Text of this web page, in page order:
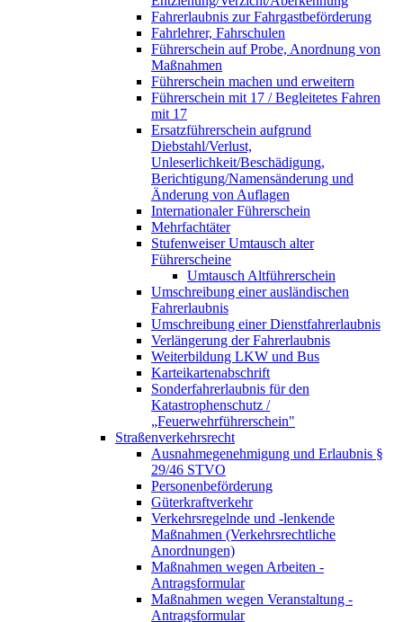
Fahrerlaubnis zur Fahrgastbeförderung
Fahrlehrer, Fahrschulen
Führerschein auf Probe, Anordnung von
Maßnahmen
Führerschein machen und erweitern
Führerschein mit 17 / Begleitetes Fahren
mit 17
Ersatzführerschein aufgrund
Diebstahl/Verlust,
Unleserlichkeit/Beschädigung,
Berichtigung/Namensänderung und
Änderung von Auflagen
Internationaler Führerschein
Mehrfachtäter
Stufenweiser Umtausch alter
Führerscheine
Umtausch Altführerschein
Umschreibung einer ausländischen
Fahrerlaubnis
Umschreibung einer Dienstfahrerlaubnis
Verlängerung der Fahrerlaubnis
Weiterbildung LKW und Bus
Karteikartenabschrift
Sonderfahrerlaubnis für den
Katastrophenschutz /
„Feuerwehrführerschein"
Straßenverkehrsrecht
Ausnahmegenehmigung und Erlaubnis §
29/46 STVO
Personenbeförderung
Güterkraftverkehr
Verkehrsregelnde und -lenkende
Maßnahmen (Verkehrsrechtliche
Anordnungen)
Maßnahmen wegen Arbeiten -
Antragsformular
Maßnahmen wegen Veranstaltung -
Antragsformular